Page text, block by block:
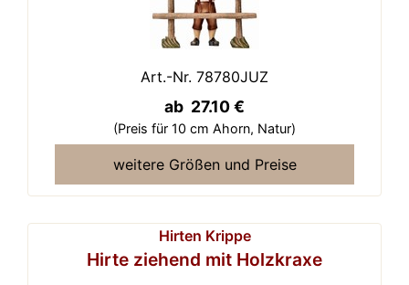
Art.-Nr. 78780JUZ
ab 27.10 €
(Preis für 10 cm Ahorn, Natur)
weitere Größen und Preise
Hirten Krippe
Hirte ziehend mit Holzkraxe